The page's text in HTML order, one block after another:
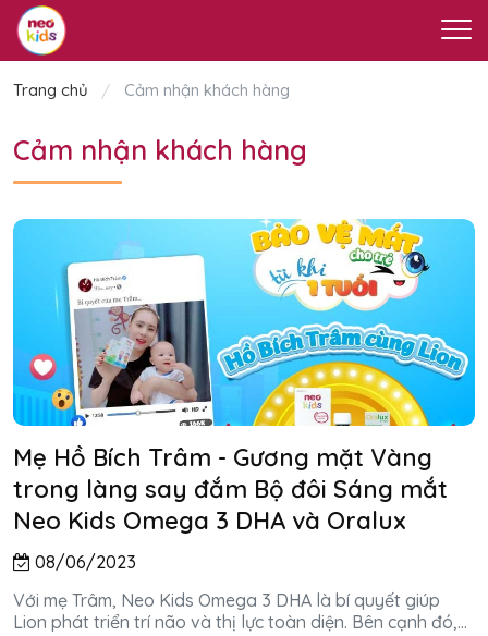
Trang chủ Cảm nhận khách hàng
Cảm nhận khách hàng
Mẹ Hồ Bích Trâm - Gương mặt Vàng
trong làng say đắm Bộ đôi Sáng mắt
Neo Kids Omega 3 DHA và Oralux
08/06/2023
Với mẹ Trâm, Neo Kids Omega 3 DHA là bí quyết giúp
Lion phát triển trí não và thị lực toàn diện. Bên cạnh đó,...